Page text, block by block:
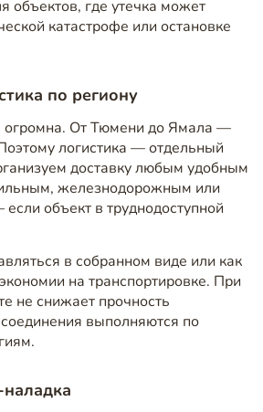
объектов, где утечка может
катастрофе или остановке
по региону
огромна. От Тюмени до Ямала —
логистика — отдельный
доставку любым удобным
железнодорожным или
объект в труднодоступной
в собранном виде или как
на транспортировке. При
не снижает прочность
выполняются по